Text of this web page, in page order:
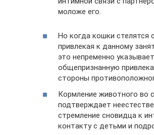
моложе его.
Но когда кошки стелятся
привлекая к данному
это непременно
общепризнанную
стороны
Кормление животного во
подтверждает
стремление сновидца к
контакту с детьми и